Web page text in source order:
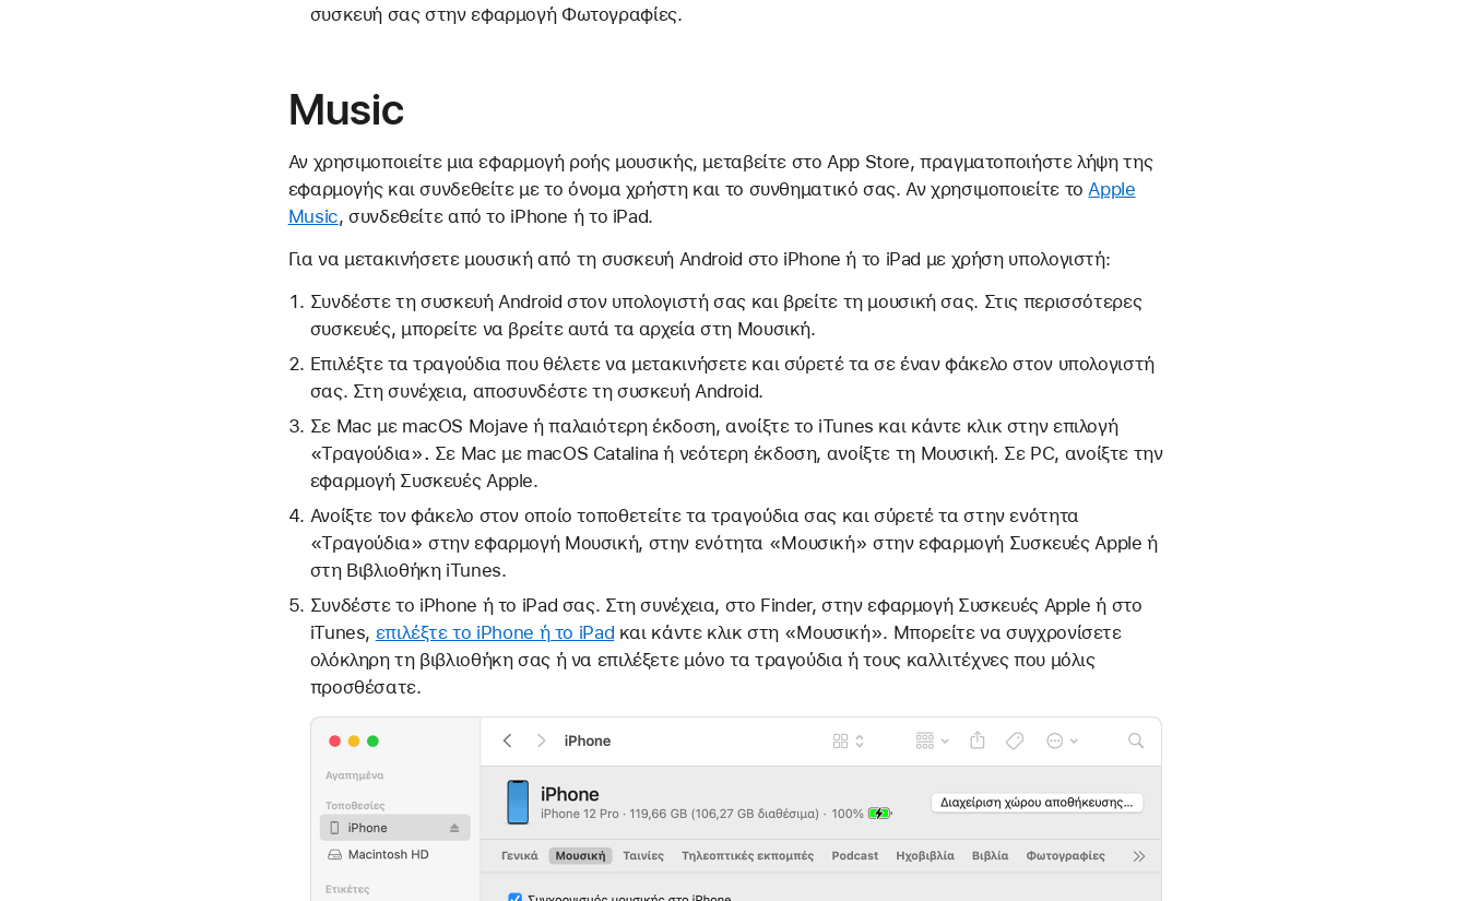
συσκευή σας στην εφαρμογή Φωτογραφίες.
Music
Αν χρησιμοποιείτε μια εφαρμογή ροής μουσικής, μεταβείτε στο App Store, πραγματοποιήστε λήψη της
εφαρμογής και συνδεθείτε με το όνομα χρήστη και το συνθηματικό σας. Αν χρησιμοποιείτε τοApple
Music, συνδεθείτε από το iPhone ή το iPad.
Για να μετακινήσετε μουσική από τη συσκευή Android στο iPhone ή το iPad με χρήση υπολογιστή:
Συνδέστε τη συσκευή Android στον υπολογιστή σας και βρείτε τη μουσική σας. Στις περισσότερες
συσκευές, μπορείτε να βρείτε αυτά τα αρχεία στη Μουσική.
Επιλέξτε τα τραγούδια που θέλετε να μετακινήσετε και σύρετέ τα σε έναν φάκελο στον υπολογιστή
σας. Στη συνέχεια, αποσυνδέστε τη συσκευή Android.
Σε Mac με macOS Mojave ή παλαιότερη έκδοση, ανοίξτε το iTunes και κάντε κλικ στην επιλογή
«Τραγούδια». Σε Mac με macOS Catalina ή νεότερη έκδοση, ανοίξτε τη Μουσική. Σε PC, ανοίξτε την
εφαρμογή Συσκευές Apple.
Ανοίξτε τον φάκελο στον οποίο τοποθετείτε τα τραγούδια σας και σύρετέ τα στην ενότητα
«Τραγούδια» στην εφαρμογή Μουσική, στην ενότητα «Μουσική» στην εφαρμογή Συσκευές Apple ή
στη Βιβλιοθήκη iTunes.
Συνδέστε το iPhone ή το iPad σας. Στη συνέχεια, στο Finder, στην εφαρμογή Συσκευές Apple ή στο
iTunes, επιλέξτε το iPhone ή το iPad και κάντε κλικ στη «Μουσική». Μπορείτε να συγχρονίσετε
ολόκληρη τη βιβλιοθήκη σας ή να επιλέξετε μόνο τα τραγούδια ή τους καλλιτέχνες που μόλις
προσθέσατε.